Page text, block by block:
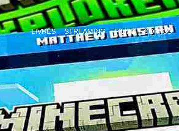
LIVRES STREAMING FILMS COMICS